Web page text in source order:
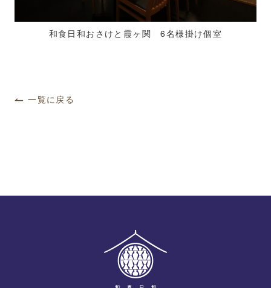
和食日和おさけと霞ヶ関 6名様掛け個室
一覧に戻る